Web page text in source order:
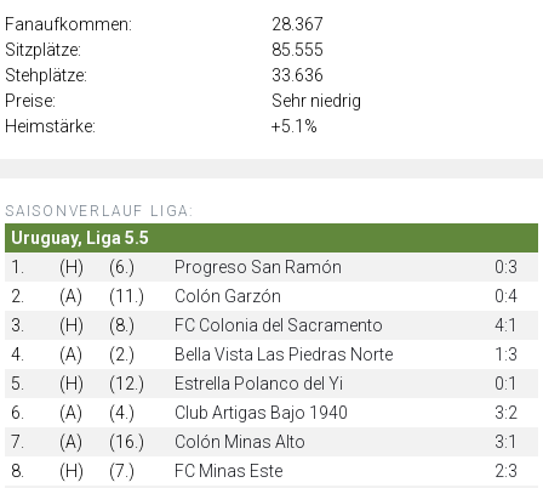
Fanaufkommen:
28.367
Sitzplätze:
85.555
Stehplätze:
33.636
Preise:
Sehr niedrig
Heimstärke:
+5.1%
SAISONVERLAUF LIGA:
Uruguay, Liga 5.5
1.
(H) (6.) Progreso San Ramón
0:3
2.
(A) (11.) Colón Garzón
0:4
3.
(H) (8.) FC Colonia del Sacramento
4:1
4.
(A) (2.) Bella Vista Las Piedras Norte
1:3
5.
(H) (12.) Estrella Polanco del Yi
0:1
6.
(A) (4.) Club Artigas Bajo 1940
3:2
7.
(A) (16.) Colón Minas Alto
3:1
8.
(H) (7.) FC Minas Este
2:3